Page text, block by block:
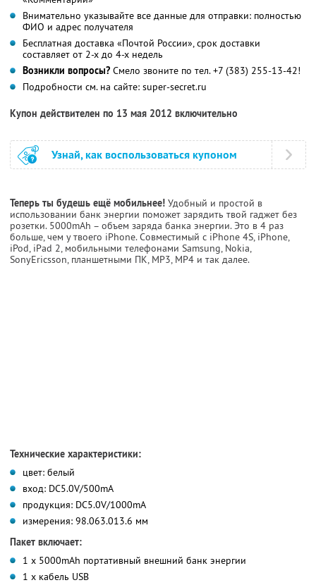
Внимательно указывайте все данные для отправки: полностью
ФИО и адрес получателя
Бесплатная доставка «Почтой России», срок доставки
составляет от 2-х до 4-х недель
Возникли вопросы? Смело звоните по тел. +7 (383) 255-13-42!
Подробности см. на сайте: super-secret.ru
Купон действителен по 13 мая 2012 включительно
Узнай, как воспользоваться купоном
Теперь ты будешь ещё мобильнее! Удобный и простой в
использовании банк энергии поможет зарядить твой гаджет без
розетки. 5000mAh – объем заряда банка энергии. Это в 4 раз
больше, чем у твоего iPhone. Совместимый с iPhone 4S, iPhone,
iPod, iPad 2, мобильными телефонами Samsung, Nokia,
SonyEricsson, планшетными ПК, MP3, MP4 и так далее.
Технические характеристики:
цвет: белый
вход: DC5.0V/500mA
продукция: DC5.0V/1000mA
измерения: 98.063.013.6 мм
Пакет включает:
1 x 5000mAh портативный внешний банк энергии
1 x кабель USB